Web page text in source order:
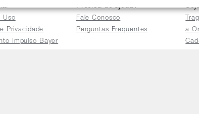
Uso
Privacidade
Impulso Bayer
Precisa de ajuda?
Fale Conosco
Perguntas Frequentes
a